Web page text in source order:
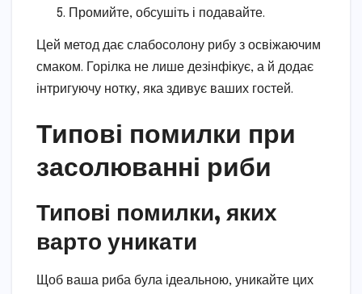
Промийте, обсушіть і подавайте.
Цей метод дає слабосолону рибу з освіжаючим
смаком. Горілка не лише дезінфікує, а й додає
інтригуючу нотку, яка здивує ваших гостей.
Типові помилки при
засолюванні риби
Типові помилки, яких
варто уникати
Щоб ваша риба була ідеальною, уникайте цих